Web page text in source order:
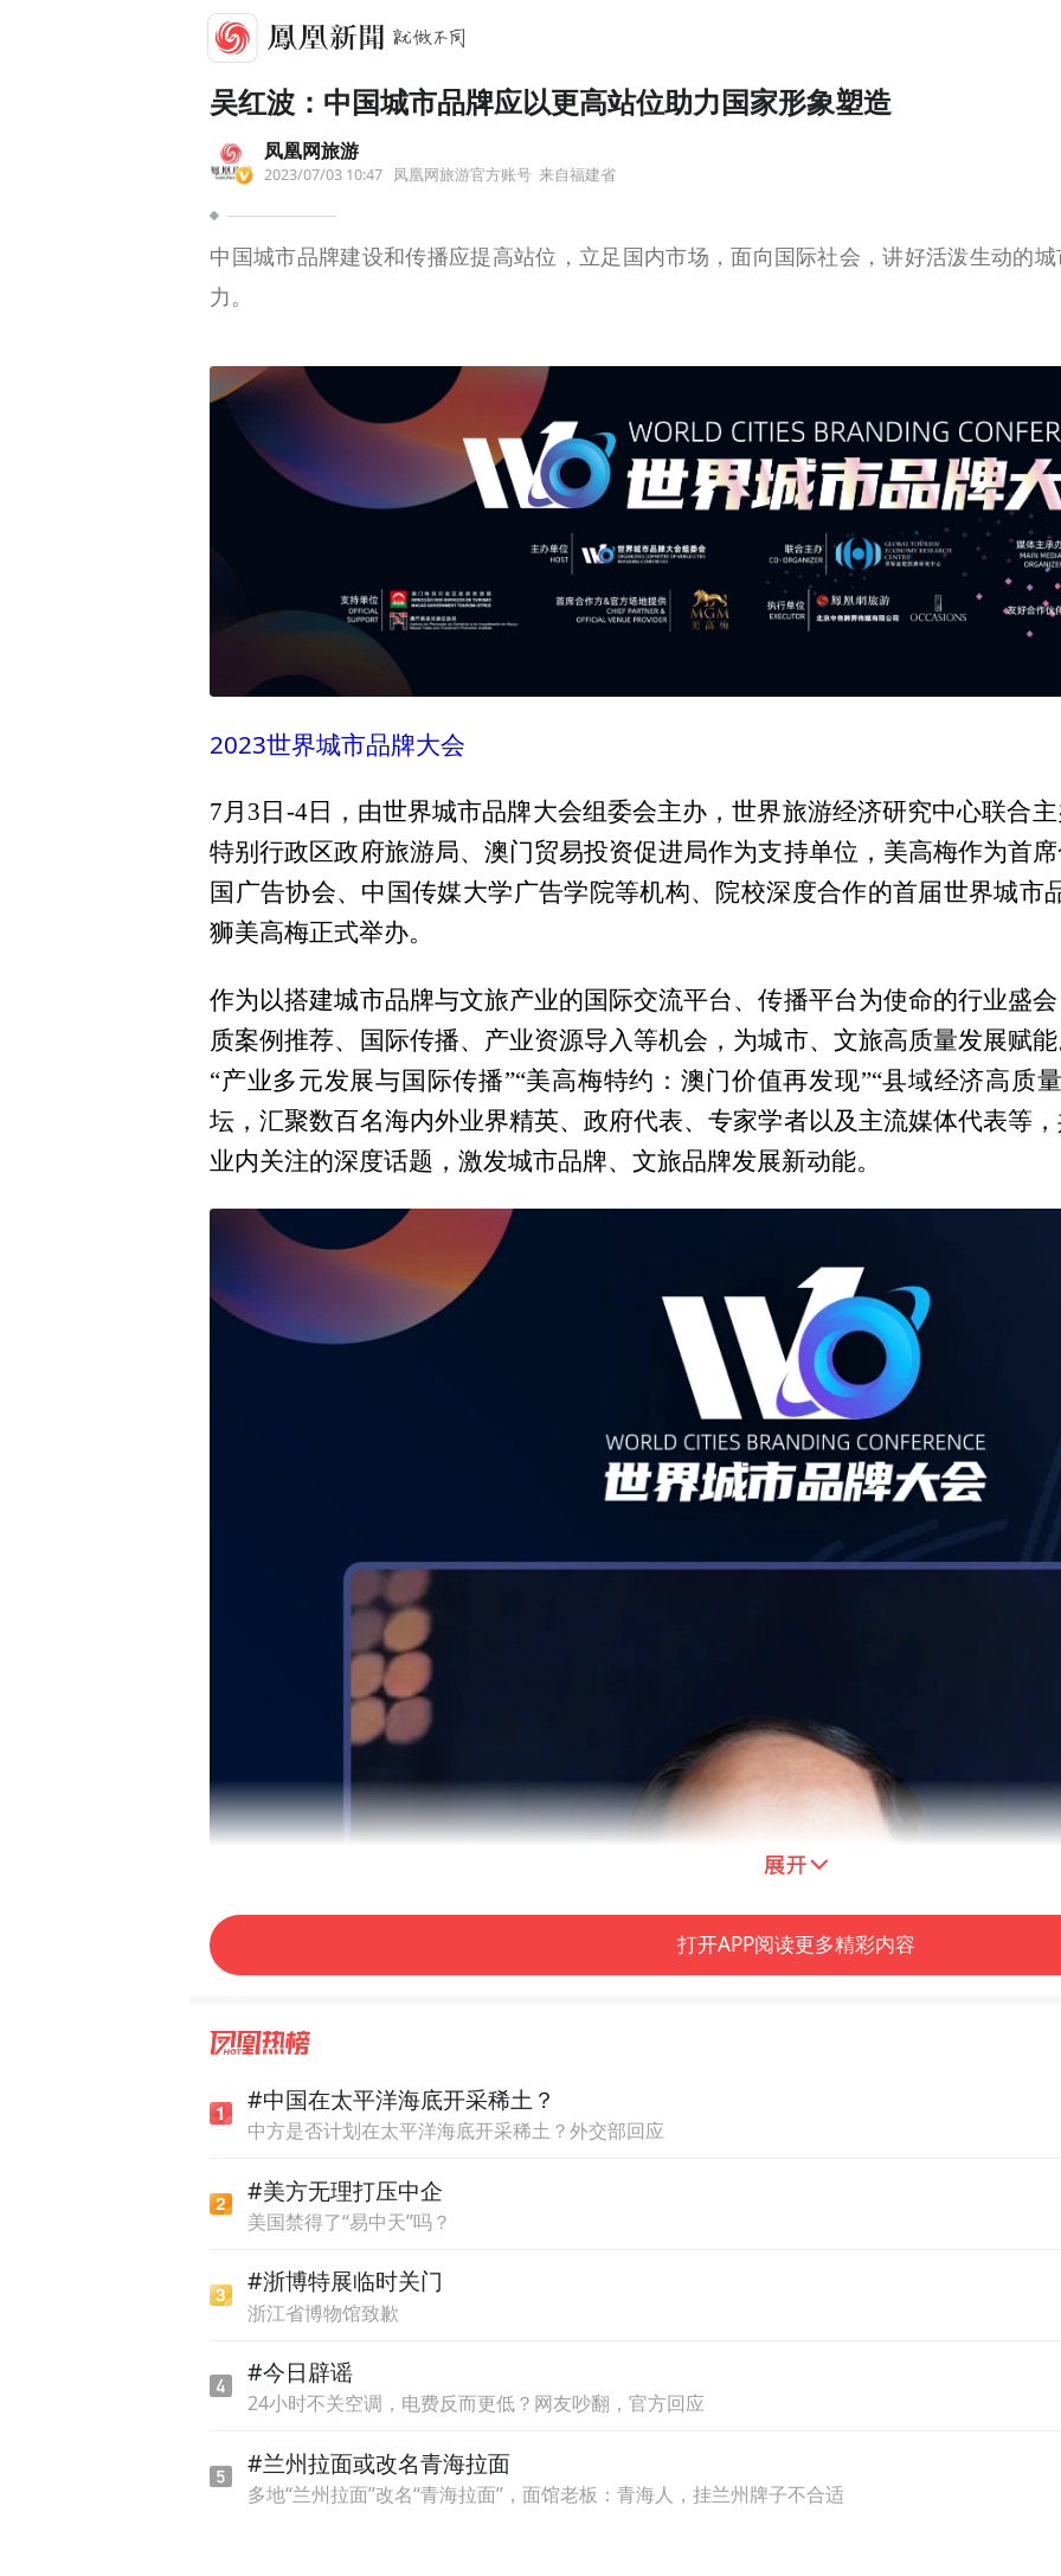
吴红波：中国城市品牌应以更高站位助力国家形象塑造
凤凰网旅游
2023/07/03 10:47 凤凰网旅游官方账号 来自福建省
中国城市品牌建设和传播应提高站位，立足国内市场，面向国际社会，讲好活泼生动的
力。
2023世界城市品牌大会
7月3日-4日，由世界城市品牌大会组委会主办，世界旅游经济研究中心联合
特别行政区政府旅游局、澳门贸易投资促进局作为支持单位，美高梅作为首
国广告协会、中国传媒大学广告学院等机构、院校深度合作的首届世界城市
狮美高梅正式举办。
作为以搭建城市品牌与文旅产业的国际交流平台、传播平台为使命的行业盛
质案例推荐、国际传播、产业资源导入等机会，为城市、文旅高质量发展赋
“产业多元发展与国际传播”“美高梅特约：澳门价值再发现”“县域经济高质
坛，汇聚数百名海内外业界精英、政府代表、专家学者以及主流媒体代表等
业内关注的深度话题，激发城市品牌、文旅品牌发展新动能。
打开APP阅读更多精彩内容
#中国在太平洋海底开采稀土？
中方是否计划在太平洋海底开采稀土？外交部回应
#美方无理打压中企
美国禁得了“易中天”吗？
#浙博特展临时关门
浙江省博物馆致歉
#今日辟谣
24小时不关空调，电费反而更低？网友吵翻，官方回应
#兰州拉面或改名青海拉面
多地“兰州拉面”改名“青海拉面”，面馆老板：青海人，挂兰州牌子不合适